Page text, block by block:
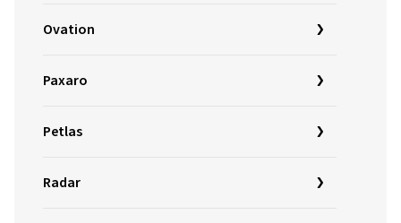
Ovation
Paxaro
Petlas
Radar